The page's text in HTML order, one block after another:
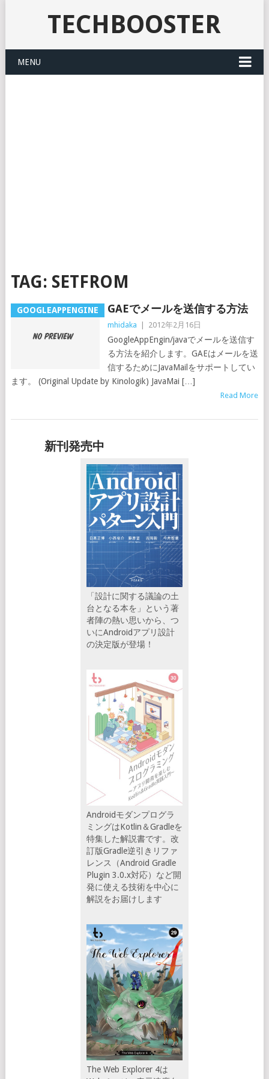
TECHBOOSTER
MENU
TAG: SETFROM
GOOGLEAPPENGINE GAEでメールを送信する方法
mhidaka 2012年2月16日
GoogleAppEngin/javaでメールを送信す
る方法を紹介します。GAEはメールを送
信するためにJavaMailをサポートしてい
ます。 (Original Update by Kinologik) JavaMai […]
Read More
新刊発売中
「設計に関する議論の土
台となる本を」という著
者陣の熱い思いから、つ
いにAndroidアプリ設計
の決定版が登場！
Androidモダンプログラ
ミングはKotlin＆Gradleを
特集した解説書です。改
訂版Gradle逆引きリファ
レンス（Android Gradle
Plugin 3.0.x対応）など開
発に使える技術を中心に
解説をお届けします
The Web Explorer 4は